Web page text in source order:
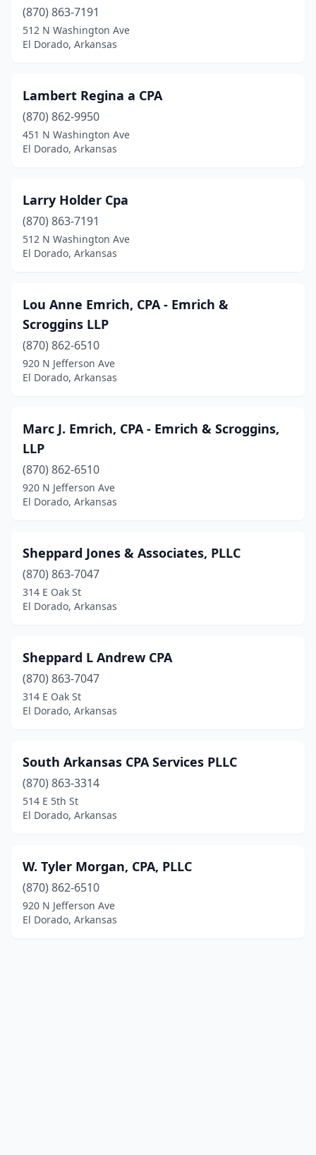
(870) 863-7191
512 N Washington Ave
El Dorado, Arkansas
Lambert Regina a CPA
(870) 862-9950
451 N Washington Ave
El Dorado, Arkansas
Larry Holder Cpa
(870) 863-7191
512 N Washington Ave
El Dorado, Arkansas
Lou Anne Emrich, CPA - Emrich &
Scroggins LLP
(870) 862-6510
920 N Jefferson Ave
El Dorado, Arkansas
Marc J. Emrich, CPA - Emrich & Scroggins,
LLP
(870) 862-6510
920 N Jefferson Ave
El Dorado, Arkansas
Sheppard Jones & Associates, PLLC
(870) 863-7047
314 E Oak St
El Dorado, Arkansas
Sheppard L Andrew CPA
(870) 863-7047
314 E Oak St
El Dorado, Arkansas
South Arkansas CPA Services PLLC
(870) 863-3314
514 E 5th St
El Dorado, Arkansas
W. Tyler Morgan, CPA, PLLC
(870) 862-6510
920 N Jefferson Ave
El Dorado, Arkansas